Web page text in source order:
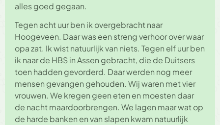
alles goed gegaan.
Tegen acht uur ben ik overgebracht naar
Hoogeveen. Daar was een streng verhoor over waar
opa zat. Ik wist natuurlijk van niets. Tegen elf uur ben
ik naar de HBS in Assen gebracht, die de Duitsers
toen hadden gevorderd. Daar werden nog meer
mensen gevangen gehouden. Wij waren met vier
vrouwen. We kregen geen eten en moesten daar
de nacht maardoorbrengen. We lagen maar wat op
de harde banken en van slapen kwam natuurlijk